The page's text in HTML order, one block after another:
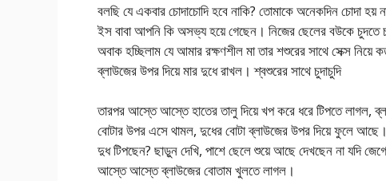
বলছি যে একবার চোদাচোদি হবে নাকি? তোমাকে অনেকদিন চোদা
ইস বাবা আপনি কি অসভ্য হয়ে গেছেন। নিজের ছেলের বউকে চুদতে
অবাক হচ্ছিলাম যে আমার রক্ষণশীল মা তার শশুরের সাথে সেক্স
ব্লাউজের উপর দিয়ে মার দুধে রাখল। শ্বশুরের সাথে চুদাচুদি
তারপর আস্তে আস্তে হাতের তালু দিয়ে খপ করে ধরে টিপতে লাগল,
বোটার উপর এসে থামল, দুধের বোটা ব্লাউজের উপর দিয়ে ফুলে
দুধ টিপছেন? ছাড়ুন দেখি, পাশে ছেলে শুয়ে আছে দেখছেন না যদি
আস্তে আস্তে ব্লাউজের বোতাম খুলতে লাগল।